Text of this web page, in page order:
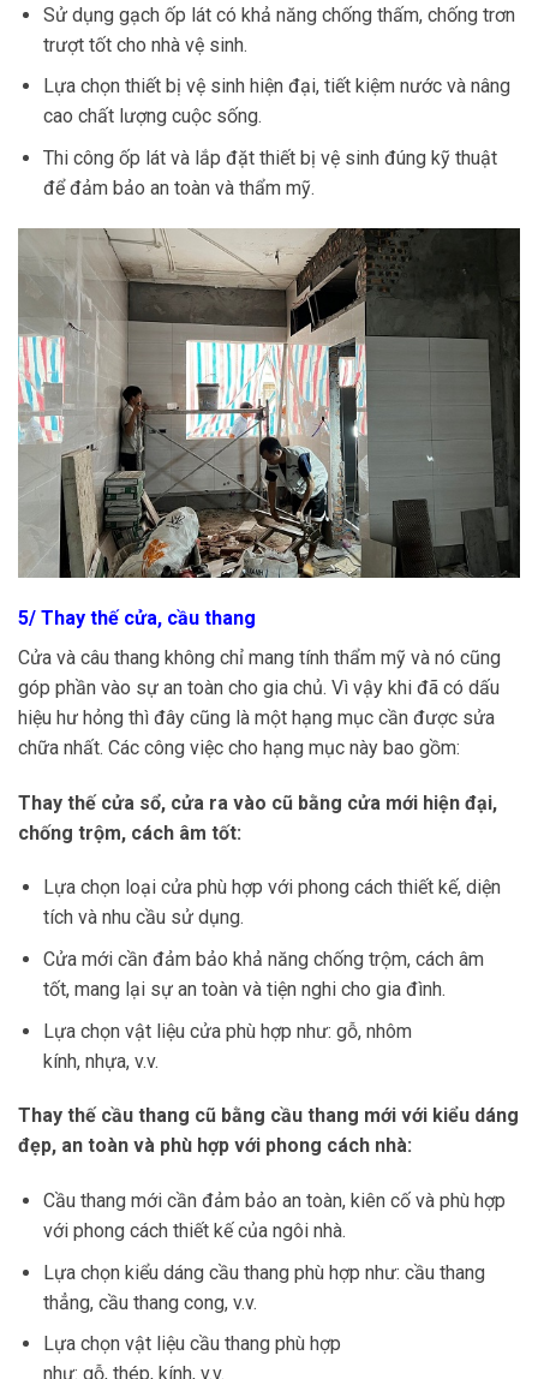
Sử dụng gạch ốp lát có khả năng chống thấm, chống trơn
trượt tốt cho nhà vệ sinh.
Lựa chọn thiết bị vệ sinh hiện đại, tiết kiệm nước và nâng
cao chất lượng cuộc sống.
Thi công ốp lát và lắp đặt thiết bị vệ sinh đúng kỹ thuật
để đảm bảo an toàn và thẩm mỹ.
5/ Thay thế cửa, cầu thang
Cửa và câu thang không chỉ mang tính thẩm mỹ và nó cũng
góp phần vào sự an toàn cho gia chủ. Vì vậy khi đã có dấu
hiệu hư hỏng thì đây cũng là một hạng mục cần được sửa
chữa nhất. Các công việc cho hạng mục này bao gồm:
Thay thế cửa sổ, cửa ra vào cũ bằng cửa mới hiện đại,
chống trộm, cách âm tốt:
Lựa chọn loại cửa phù hợp với phong cách thiết kế, diện
tích và nhu cầu sử dụng.
Cửa mới cần đảm bảo khả năng chống trộm, cách âm
tốt, mang lại sự an toàn và tiện nghi cho gia đình.
Lựa chọn vật liệu cửa phù hợp như: gỗ, nhôm
kính, nhựa, v.v.
Thay thế cầu thang cũ bằng cầu thang mới với kiểu dáng
đẹp, an toàn và phù hợp với phong cách nhà:
Cầu thang mới cần đảm bảo an toàn, kiên cố và phù hợp
với phong cách thiết kế của ngôi nhà.
Lựa chọn kiểu dáng cầu thang phù hợp như: cầu thang
thẳng, cầu thang cong, v.v.
Lựa chọn vật liệu cầu thang phù hợp
như: gỗ, thép, kính, v.v.